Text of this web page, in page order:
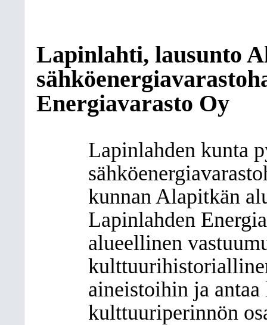
Lapinlahti, lausunto
Energiavarasto Oy
Lapinlahden kunta
kunnan Alapitkän
Lapinlahden
alueellinen
aineistoihin ja antaa
kulttuuriperinnön